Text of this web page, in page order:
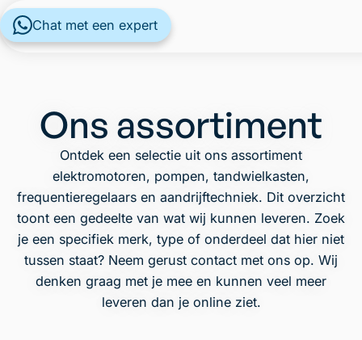
Ons assortiment
Ontdek een selectie uit ons assortiment
elektromotoren, pompen, tandwielkasten,
frequentieregelaars en aandrijftechniek. Dit overzicht
toont een gedeelte van wat wij kunnen leveren. Zoek
je een specifiek merk, type of onderdeel dat hier niet
tussen staat? Neem gerust contact met ons op. Wij
denken graag met je mee en kunnen veel meer
leveren dan je online ziet.
Chat met een expert